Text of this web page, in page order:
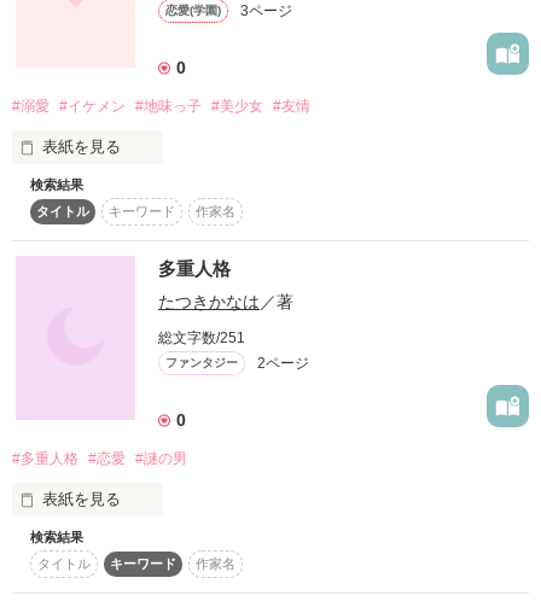
様々な種が息づくこの世界で
【リーシャ・リベリア】
二大帝国のひとつドルネイの魔女
×
リーシャに拾われた謎の男
「リーシャ、それ塩」
恋愛(学園) 3ページ
0
#溺愛 #イケメン #地味っ子 #美少女 #友情
表紙を見る
こんにちは！なのはる。です。
これから、「地味っ子委員長と謎の男子」を書いていきます。
完結目指して頑張りますので、応援宜しくお願い致します！
検索結果
タイトル
キーワード 作家名
多重人格
たつきかなは ／著
総文字数/251
ファンタジー 2ページ
0
#多重人格 #恋愛 #謎の男
表紙を見る
あなたは自分の体の中に自分という人格だけが存在すると断言
(だんげん)出来ますか？
私はできません｡
検索結果
タイトル
キーワード 作家名